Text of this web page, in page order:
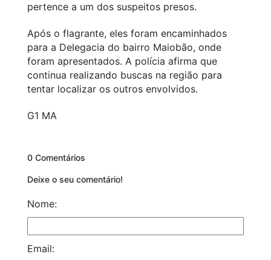
pertence a um dos suspeitos presos.
Após o flagrante, eles foram encaminhados
para a Delegacia do bairro Maiobão, onde
foram apresentados. A polícia afirma que
continua realizando buscas na região para
tentar localizar os outros envolvidos.
G1 MA
0 Comentários
Deixe o seu comentário!
Nome:
Email: